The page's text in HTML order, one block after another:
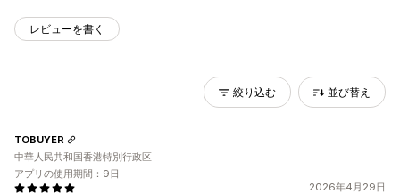
レビューを書く
絞り込む 並び替え
2026年4月29日
TOBUYER
中華人民共和国香港特別行政区
アプリの使用期間：9日